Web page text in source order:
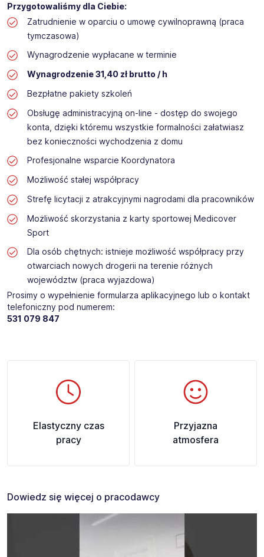
Przygotowaliśmy dla Ciebie:
Zatrudnienie w oparciu o umowę cywilnoprawną (praca
tymczasowa)
Wynagrodzenie wypłacane w terminie
Wynagrodzenie 31,40 zł brutto / h
Bezpłatne pakiety szkoleń
Obsługę administracyjną on-line - dostęp do swojego
konta, dzięki któremu wszystkie formalności załatwiasz
bez konieczności wychodzenia z domu
Profesjonalne wsparcie Koordynatora
Możliwość stałej współpracy
Strefę licytacji z atrakcyjnymi nagrodami dla pracowników
Możliwość skorzystania z karty sportowej Medicover
Sport
Dla osób chętnych: istnieje możliwość współpracy przy
otwarciach nowych drogerii na terenie różnych
województw (praca wyjazdowa)
Prosimy o wypełnienie formularza aplikacyjnego lub o kontakt
telefoniczny pod numerem:
531 079 847
Elastyczny czas
pracy
Przyjazna
atmosfera
Dowiedz się więcej o pracodawcy